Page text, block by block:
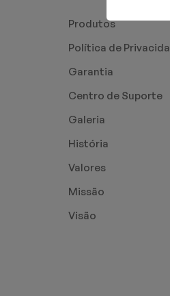
Produtos
Política de
Garantia
Centro de Suporte
Galeria
História
Valores
Missão
Visão